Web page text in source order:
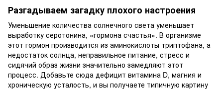
Разгадываем загадку плохого настроения
Уменьшение количества солнечного света уменьшает
выработку серотонина, «гормона счастья». В организме
этот гормон производится из аминокислоты триптофана, а
недостаток солнца, неправильное питание, стресс и
сидячий образ жизни значительно замедляют этот
процесс. Добавьте сюда дефицит витамина D, магния и
хроническую усталость, и вы получаете типичную картину